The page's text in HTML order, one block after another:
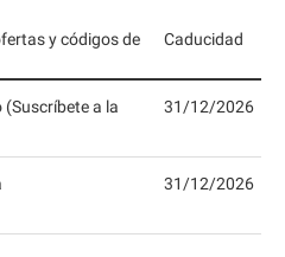
y códigos de
Caducidad
(Suscríbete a la
31/12/2026
31/12/2026